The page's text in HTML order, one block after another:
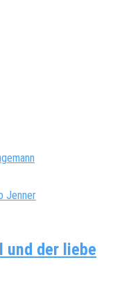
Jenner
und der liebe